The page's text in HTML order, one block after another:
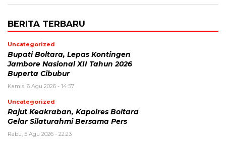
BERITA TERBARU
Uncategorized
Bupati Boltara, Lepas Kontingen
Jambore Nasional XII Tahun 2026
Buperta Cibubur
Kamis, 6 Agu 2026 - 14:57
Uncategorized
Rajut Keakraban, Kapolres Boltara
Gelar Silaturahmi Bersama Pers
Rabu, 5 Agu 2026 - 22:23